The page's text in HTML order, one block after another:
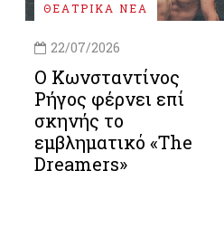
ΘΕΑΤΡΙΚΑ ΝΕΑ
22/07/2026
Ο Κωνσταντίνος
Ρήγος φέρνει επί
σκηνής το
εμβληματικό «The
Dreamers»